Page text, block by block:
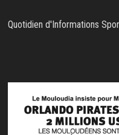
Quotidien d'Informations